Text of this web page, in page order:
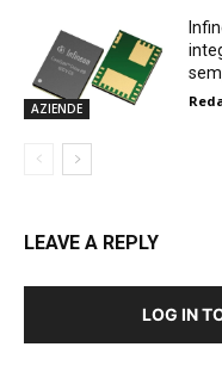
AZIENDE
LEAVE A REPLY
LOG IN